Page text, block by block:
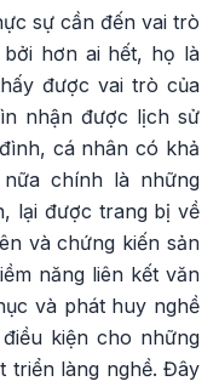
sự cần đến vai trò
hơn ai hết, họ là
được vai trò của
nhận được lịch sử
cá nhân có khả
chính là những
lại được trang bị về
và chứng kiến sản
năng liên kết văn
và phát huy nghề
kiện cho những
triển làng nghề. Đây